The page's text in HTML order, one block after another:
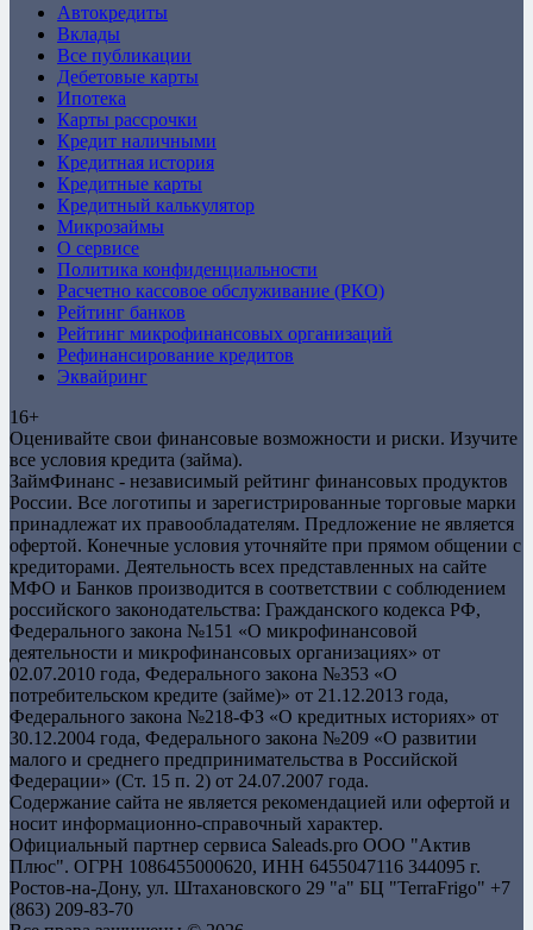
Автокредиты
Вклады
Все публикации
Дебетовые карты
Ипотека
Карты рассрочки
Кредит наличными
Кредитная история
Кредитные карты
Кредитный калькулятор
Микрозаймы
О сервисе
Политика конфиденциальности
Расчетно кассовое обслуживание (РКО)
Рейтинг банков
Рейтинг микрофинансовых организаций
Рефинансирование кредитов
Эквайринг
16+
Оценивайте свои финансовые возможности и риски. Изучите
все условия кредита (займа).
ЗаймФинанс - независимый рейтинг финансовых продуктов
России. Все логотипы и зарегистрированные торговые марки
принадлежат их правообладателям. Предложение не является
офертой. Конечные условия уточняйте при прямом общении с
кредиторами. Деятельность всех представленных на сайте
МФО и Банков производится в соответствии с соблюдением
российского законодательства: Гражданского кодекса РФ,
Федерального закона №151 «О микрофинансовой
деятельности и микрофинансовых организациях» от
02.07.2010 года, Федерального закона №353 «О
потребительском кредите (займе)» от 21.12.2013 года,
Федерального закона №218-ФЗ «О кредитных историях» от
30.12.2004 года, Федерального закона №209 «О развитии
малого и среднего предпринимательства в Российской
Федерации» (Ст. 15 п. 2) от 24.07.2007 года.
Содержание сайта не является рекомендацией или офертой и
носит информационно-справочный характер.
Официальный партнер сервиса Saleads.pro OOO "Актив
Плюс". ОГРН 1086455000620, ИНН 6455047116 344095 г.
Ростов-на-Дону, ул. Штахановского 29 "а" БЦ "TerraFrigo" +7
(863) 209-83-70